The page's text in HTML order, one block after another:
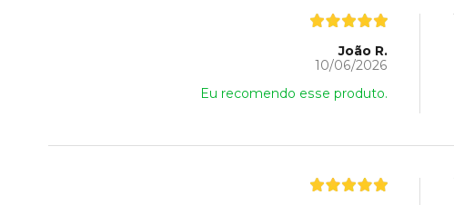
João R.
10/06/2026
Eu recomendo esse produto.